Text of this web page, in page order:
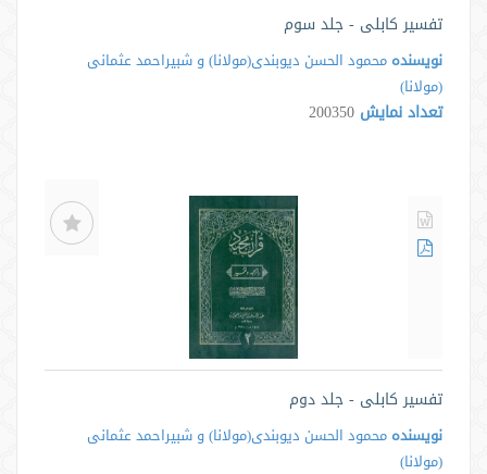
تفسیر کابلی - جلد سوم
نویسنده محمود الحسن دیوبندی(مولانا) و شبیراحمد عثمانی
(مولانا)
تعداد نمایش 200350
تفسیر کابلی - جلد دوم
نویسنده محمود الحسن دیوبندی(مولانا) و شبیراحمد عثمانی
(مولانا)